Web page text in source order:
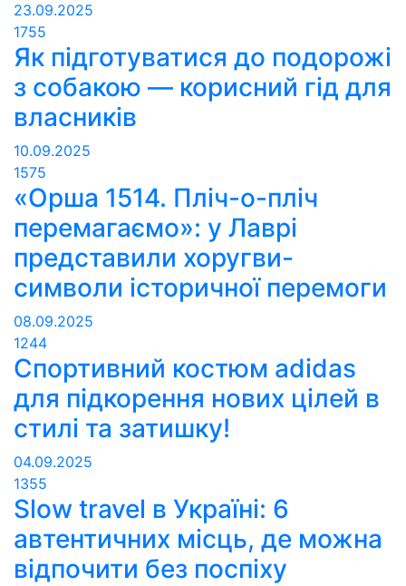
23.09.2025
1755
Як підготуватися до подорожі
з собакою — корисний гід для
власників
10.09.2025
1575
«Орша 1514. Пліч-о-пліч
перемагаємо»: у Лаврі
представили хоругви-
символи історичної перемоги
08.09.2025
1244
Спортивний костюм adidas
для підкорення нових цілей в
стилі та затишку!
04.09.2025
1355
Slow travel в Україні: 6
автентичних місць, де можна
відпочити без поспіху